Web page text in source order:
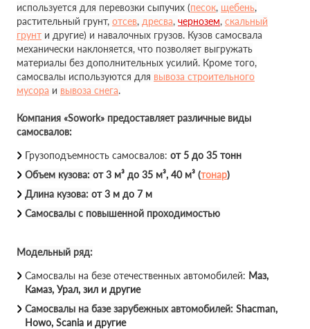
используется для перевозки сыпучих (песок, щебень,
растительный грунт, отсев, дресва, чернозем, скальный
грунт и другие) и навалочных грузов. Кузов самосвала
механически наклоняется, что позволяет выгружать
материалы без дополнительных усилий. Кроме того,
самосвалы используются для вывоза строительного
мусора и вывоза снега.
Компания «Sowork» предоставляет различные виды
самосвалов:
Грузоподъемность самосвалов: от 5 до 35 тонн
Объем кузова: от 3 м³ до 35 м³, 40 м³ (тонар)
Длина кузова: от 3 м до 7 м
Самосвалы с повышенной проходимостью
Модельный ряд:
Самосвалы на безе отечественных автомобилей: Маз,
Камаз, Урал, зил и другие
Самосвалы на базе зарубежных автомобилей: Shacman,
Howo, Scania и другие